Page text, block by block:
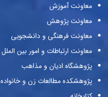
معاونت آموزش
معاونت پژوهش
معاونت فرهنگی و دانشجویی
معاونت ارتباطات و امور بین الملل
پژوهشگاه ادیان و مذاهب
پژوهشکده مطالعات زن و خانواده